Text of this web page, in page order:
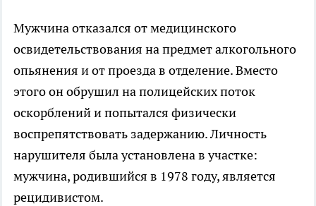
Мужчина отказался от медицинского
освидетельствования на предмет алкогольного
опьянения и от проезда в отделение. Вместо
этого он обрушил на полицейских поток
оскорблений и попытался физически
воспрепятствовать задержанию. Личность
нарушителя была установлена в участке:
мужчина, родившийся в 1978 году, является
рецидивистом.